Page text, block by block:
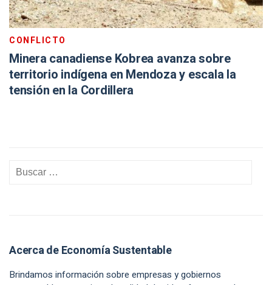
CONFLICTO
Minera canadiense Kobrea avanza sobre
territorio indígena en Mendoza y escala la
tensión en la Cordillera
Acerca de Economía Sustentable
Brindamos información sobre empresas y gobiernos